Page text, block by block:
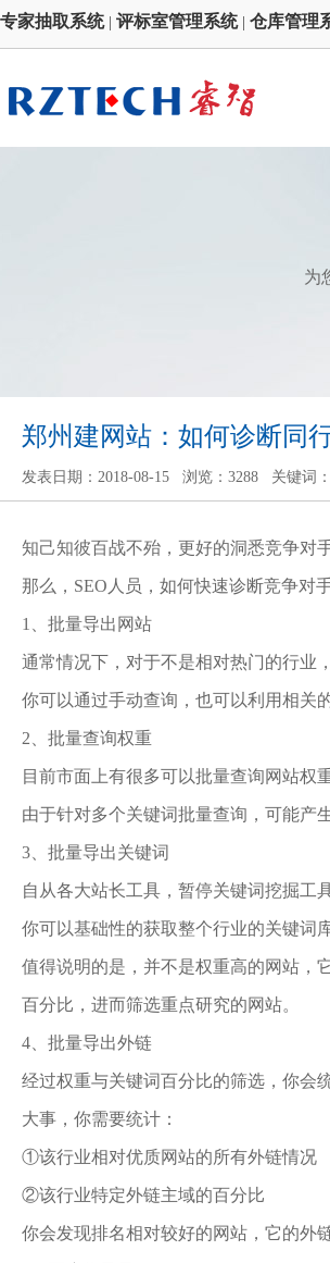
专家抽取系统| 评标室管理系统| 仓库管理
为
郑州建网站：如何诊断同
发表日期：2018-08-15 浏览：3288 关键词：
知己知彼百战不殆，更好的洞悉竞争对
那么，SEO人员，如何快速诊断竞争对
1、批量导出网站
通常情况下，对于不是相对热门的行业
你可以通过手动查询，也可以利用相关
2、批量查询权重
目前市面上有很多可以批量查询网站权
由于针对多个关键词批量查询，可能产
3、批量导出关键词
自从各大站长工具，暂停关键词挖掘工
你可以基础性的获取整个行业的关键词
值得说明的是，并不是权重高的网站，
百分比，进而筛选重点研究的网站。
4、批量导出外链
经过权重与关键词百分比的筛选，你会
大事，你需要统计：
①该行业相对优质网站的所有外链情况
②该行业特定外链主域的百分比
你会发现排名相对较好的网站，它的外